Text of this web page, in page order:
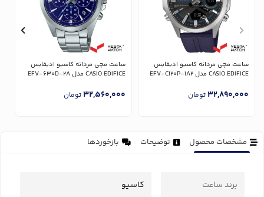
ساعت مچی مردانه کاسیو ادیفایس
CASIO EDIFICE مدل EFV-C120P-1A2
32,890,000تومان
ساعت مچی مردانه کاسیو ادیفایس
CASIO EDIFICE مدل EFV-630D-2A
32,560,000تومان
مشخصات محصول توضیحات بازخوردها
برند ساعت کاسیو